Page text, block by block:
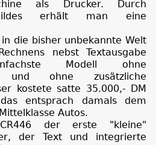
als Drucker. Durch
erhält man eine
die bisher unbekannte Welt
nebst Textausgabe
Modell ohne
und ohne zusätzliche
kostete satte 35.000,- DM
entsprach damals dem
Autos.
der erste "kleine"
der Text und integrierte